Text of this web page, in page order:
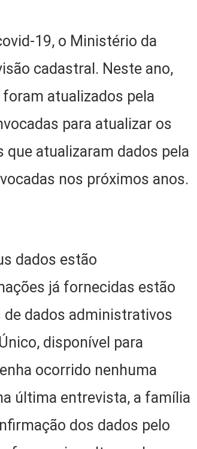
19, o Ministério da
cadastral. Neste ano,
atualizados pela
para atualizar os
que atualizaram dados pela
nos próximos anos.
dados estão
já fornecidas estão
dados administrativos
disponível para
ocorrido nenhuma
última entrevista, a família
dos dados pelo